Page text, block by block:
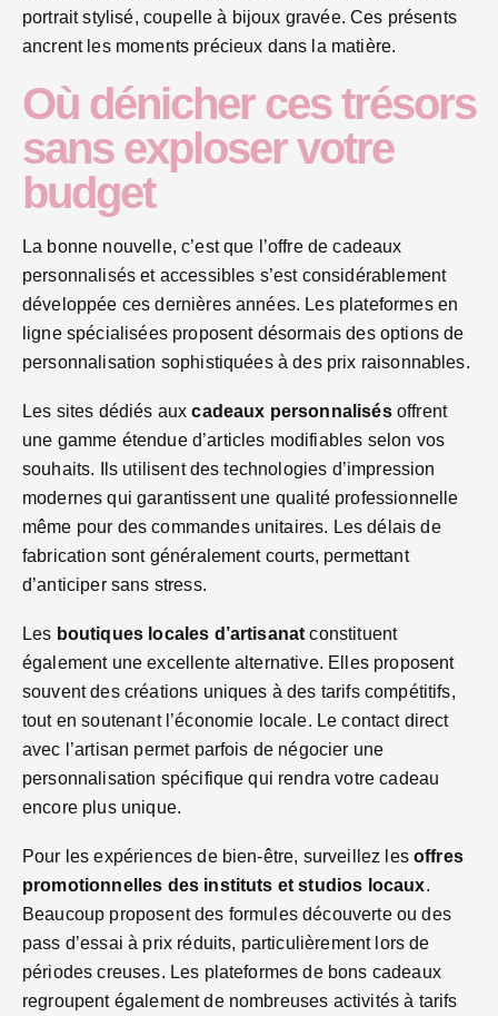
portrait stylisé, coupelle à bijoux gravée. Ces présents
ancrent les moments précieux dans la matière.
Où dénicher ces trésors
sans exploser votre
budget
La bonne nouvelle, c’est que l’offre de cadeaux
personnalisés et accessibles s’est considérablement
développée ces dernières années. Les plateformes en
ligne spécialisées proposent désormais des options de
personnalisation sophistiquées à des prix raisonnables.
Les sites dédiés auxcadeaux personnalisésoffrent
une gamme étendue d’articles modifiables selon vos
souhaits. Ils utilisent des technologies d’impression
modernes qui garantissent une qualité professionnelle
même pour des commandes unitaires. Les délais de
fabrication sont généralement courts, permettant
d’anticiper sans stress.
Les boutiques locales d’artisanat constituent
également une excellente alternative. Elles proposent
souvent des créations uniques à des tarifs compétitifs,
tout en soutenant l’économie locale. Le contact direct
avec l’artisan permet parfois de négocier une
personnalisation spécifique qui rendra votre cadeau
encore plus unique.
Pour les expériences de bien-être, surveillez les offres
promotionnelles des instituts et studios locaux.
Beaucoup proposent des formules découverte ou des
pass d’essai à prix réduits, particulièrement lors de
périodes creuses. Les plateformes de bons cadeaux
regroupent également de nombreuses activités à tarifs